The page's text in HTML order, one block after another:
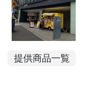
提供商品一覧